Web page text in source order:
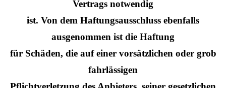
Vertrags notwendig
ist. Von dem Haftungsausschluss ebenfalls
ausgenommen ist die Haftung
für Schäden, die auf einer vorsätzlichen oder grob
fahrlässigen